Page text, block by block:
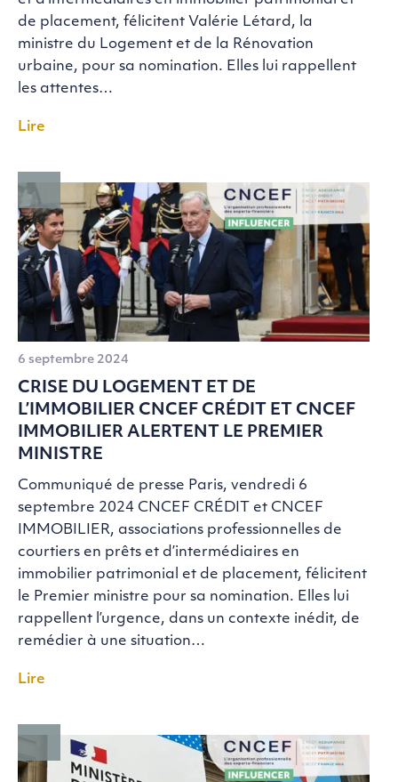
de placement, félicitent Valérie Létard, la
ministre du Logement et de la Rénovation
urbaine, pour sa nomination. Elles lui rappellent
les attentes…
Lire
6 septembre 2024
CRISE DU LOGEMENT ET DE
L’IMMOBILIER CNCEF CRÉDIT ET CNCEF
IMMOBILIER ALERTENT LE PREMIER
MINISTRE
Communiqué de presse Paris, vendredi 6
septembre 2024 CNCEF CRÉDIT et CNCEF
IMMOBILIER, associations professionnelles de
courtiers en prêts et d’intermédiaires en
immobilier patrimonial et de placement, félicitent
le Premier ministre pour sa nomination. Elles lui
rappellent l’urgence, dans un contexte inédit, de
remédier à une situation…
Lire